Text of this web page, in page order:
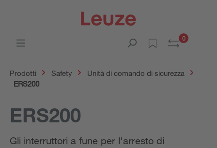
0
Prodotti Safety
Unità di comando di sicurezza
ERS200
ERS200
Gli interruttori a fune per l'arresto di